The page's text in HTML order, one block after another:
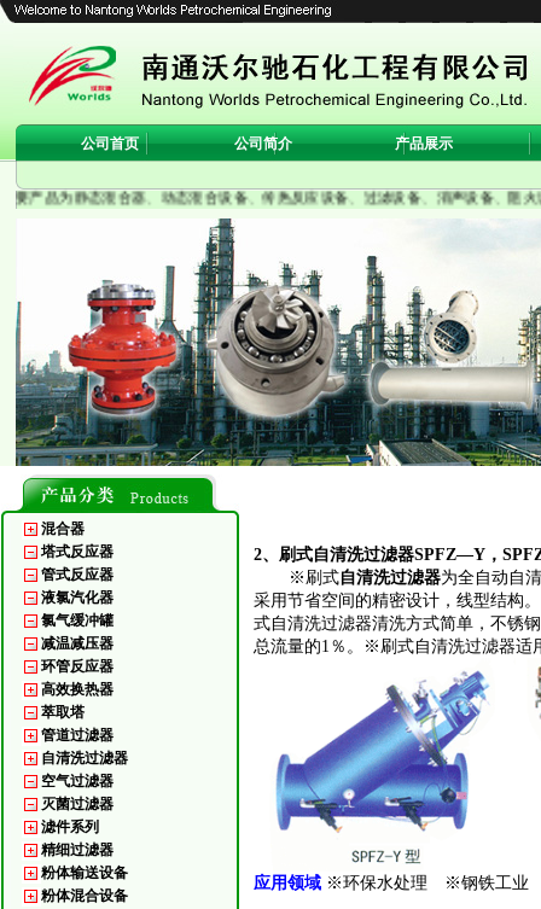
公司首页 公司简介 产品展示
产品为静态混合器、动态混合设备、传热反应设备、过滤设备、消声设备、阻火设
混合器
塔式反应器
管式反应器
液氯汽化器
氯气缓冲罐
减温减压器
环管反应器
高效换热器
萃取塔
管道过滤器
自清洗过滤器
空气过滤器
灭菌过滤器
滤件系列
精细过滤器
粉体输送设备
粉体混合设备
2、刷式自清洗过滤器SPFZ—Y，
※刷式自清洗过滤器为全自动自
采用节省空间的精密设计，线型结构
式自清洗过滤器清洗方式简单，不锈
总流量的1％。
※刷式自清洗过滤器适
应用领域 ※环保水处理 ※钢铁工